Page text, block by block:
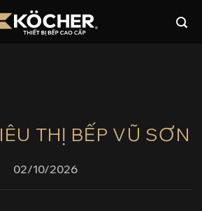
THỊ BẾP VŨ SƠN
02/10/2026